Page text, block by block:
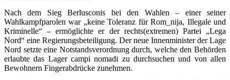
Nach dem Sieg Berlusconis bei den Wahlen – einer seiner
Wahlkampfparolen war „keine Toleranz für Rom_nija, Illegale und
Kriminelle“ – ermöglichte er der rechts(extremen) Partei „Lega
Nord“ eine Regierungsbeteiligung. Der neue Innenminister der Lage
Nord setzte eine Notstandsverordnung durch, welche den Behörden
erlaubte das Lager campi nomadi zu durchsuchen und von allen
Bewohnern Fingerabdrücke zunehmen.